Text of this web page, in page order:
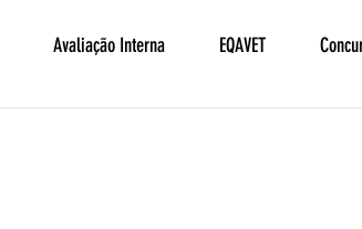
Avaliação Interna EQAVET